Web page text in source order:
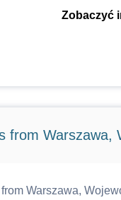
Zobaczyć
from Warszawa,
Warszawa,